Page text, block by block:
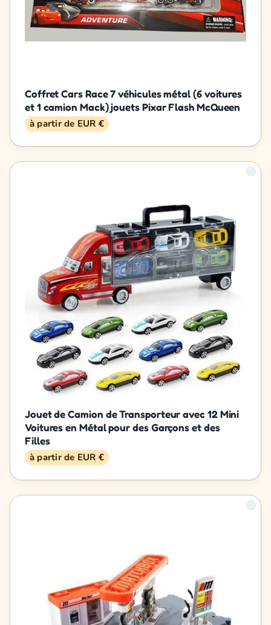
Coffret Cars Race 7 véhicules métal (6 voitures
et 1 camion Mack) jouets Pixar Flash McQueen
à partir de EUR €
Jouet de Camion de Transporteur avec 12 Mini
Voitures en Métal pour des Garçons et des
Filles
à partir de EUR €